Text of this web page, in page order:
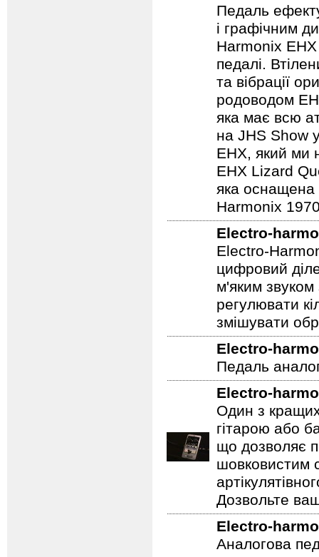
процесорів,
Electro-
Педаль
і графічним
Harmonix
педалі.
та вібрації
родоводом
яка має всю
на JHS Show
EHX, який ми
EHX Lizard
яка оснащена
Harmonix
Electro-
Electro-
цифровий
м'яким звуком
регулювати
змішувати
Electro-
Педаль
Electro-
Один з
гітарою або
що дозволяє
шовковистим
Дозвольте